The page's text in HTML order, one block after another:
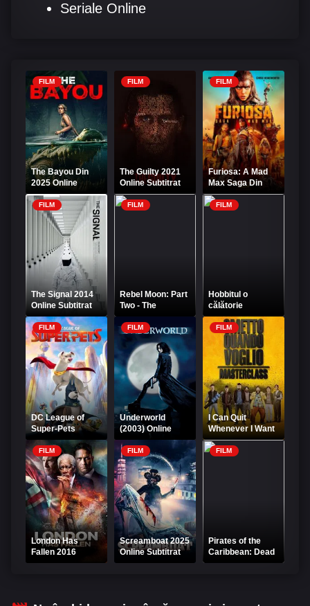
Seriale Online
FILM
The Bayou Din
2025 Online
Subtitrat
FILM
The Guilty 2021
Online Subtitrat
FILM
Furiosa: A Mad
Max Saga Din
2024 Online
Subtitrat
FILM
The Signal 2014
Online Subtitrat
FILM
Rebel Moon: Part
Two - The
Scargiver (2024)
Online Subtitrat
FILM
Hobbitul o
călătorie
neașteptată
online subtitrat
FILM
DC League of
Super-Pets
(2022) Online
Subtitrat
FILM
Underworld
(2003) Online
Subtitrat – Lumea
de dincolo
FILM
I Can Quit
Whenever I Want
2: Masterclass
2017 Online
FILM
London Has
Fallen 2016
Online Subtitrat
FILM
Screamboat 2025
Online Subtitrat
FILM
Pirates of the
Caribbean: Dead
Man's Chest